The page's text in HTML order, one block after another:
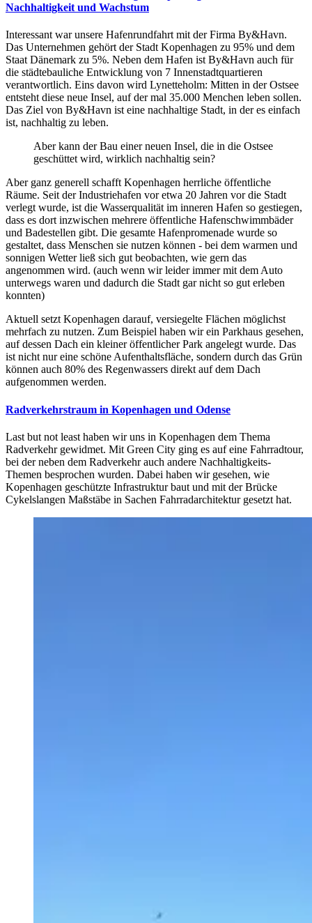
Nachhaltigkeit und Wachstum
Interessant war unsere Hafenrundfahrt mit der Firma By&Havn.
Das Unternehmen gehört der Stadt Kopenhagen zu 95% und dem
Staat Dänemark zu 5%. Neben dem Hafen ist By&Havn auch für
die städtebauliche Entwicklung von 7 Innenstadtquartieren
verantwortlich. Eins davon wird Lynetteholm: Mitten in der Ostsee
entsteht diese neue Insel, auf der mal 35.000 Menchen leben sollen.
Das Ziel von By&Havn ist eine nachhaltige Stadt, in der es einfach
ist, nachhaltig zu leben.
Aber kann der Bau einer neuen Insel, die in die Ostsee
geschüttet wird, wirklich nachhaltig sein?
Aber ganz generell schafft Kopenhagen herrliche öffentliche
Räume. Seit der Industriehafen vor etwa 20 Jahren vor die Stadt
verlegt wurde, ist die Wasserqualität im inneren Hafen so gestiegen,
dass es dort inzwischen mehrere öffentliche Hafenschwimmbäder
und Badestellen gibt. Die gesamte Hafenpromenade wurde so
gestaltet, dass Menschen sie nutzen können - bei dem warmen und
sonnigen Wetter ließ sich gut beobachten, wie gern das
angenommen wird. (auch wenn wir leider immer mit dem Auto
unterwegs waren und dadurch die Stadt gar nicht so gut erleben
konnten)
Aktuell setzt Kopenhagen darauf, versiegelte Flächen möglichst
mehrfach zu nutzen. Zum Beispiel haben wir ein Parkhaus gesehen,
auf dessen Dach ein kleiner öffentlicher Park angelegt wurde. Das
ist nicht nur eine schöne Aufenthaltsfläche, sondern durch das Grün
können auch 80% des Regenwassers direkt auf dem Dach
aufgenommen werden.
Radverkehrstraum in Kopenhagen und Odense
Last but not least haben wir uns in Kopenhagen dem Thema
Radverkehr gewidmet. Mit Green City ging es auf eine Fahrradtour,
bei der neben dem Radverkehr auch andere Nachhaltigkeits-
Themen besprochen wurden. Dabei haben wir gesehen, wie
Kopenhagen geschützte Infrastruktur baut und mit der Brücke
Cykelslangen Maßstäbe in Sachen Fahrradarchitektur gesetzt hat.